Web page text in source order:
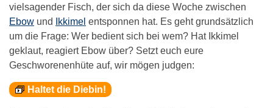
vielsagender Fisch, der sich da diese Woche zwischen
Ebow und Ikkimel entsponnen hat. Es geht grundsätzlich
um die Frage: Wer bedient sich bei wem? Hat Ikkimel
geklaut, reagiert Ebow über? Setzt euch eure
Geschworenenhüte auf, wir mögen judgen:
Haltet die Diebin!